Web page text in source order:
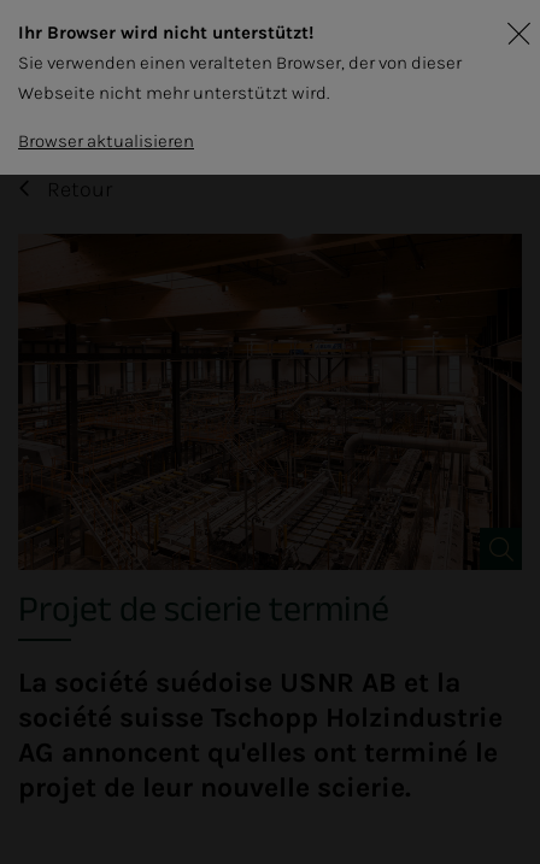
Retour
Projet de scierie terminé
La société suédoise USNR AB et la
société suisse Tschopp Holzindustrie
AG annoncent qu'elles ont terminé le
projet de leur nouvelle scierie.
Ihr Browser wird nicht unterstützt!
Sie verwenden einen veralteten Browser, der von dieser
Webseite nicht mehr unterstützt wird.
Browser aktualisieren